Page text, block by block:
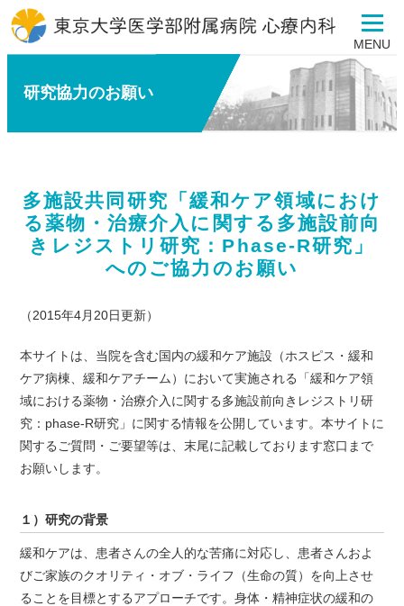
MENU
研究協力のお願い
多施設共同研究「緩和ケア領域におけ
る薬物・治療介入に関する多施設前向
きレジストリ研究：Phase-R研究」
へのご協力のお願い
（2015年4月20日更新）
本サイトは、当院を含む国内の緩和ケア施設（ホスピス・緩和
ケア病棟、緩和ケアチーム）において実施される「緩和ケア領
域における薬物・治療介入に関する多施設前向きレジストリ研
究：phase-R研究」に関する情報を公開しています。本サイトに
関するご質問・ご要望等は、末尾に記載しております窓口まで
お願いします。
１）研究の背景
緩和ケアは、患者さんの全人的な苦痛に対応し、患者さんおよ
びご家族のクオリティ・オブ・ライフ（生命の質）を向上させ
ることを目標とするアプローチです。身体・精神症状の緩和の